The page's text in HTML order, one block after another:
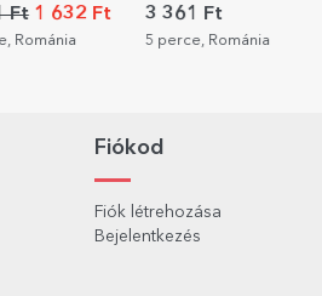
fotóval
3 361 Ft
5 perce, Románia
400 Ft
16 perce, Románia
Fiókod
Fiók létrehozása
Bejelentkezés